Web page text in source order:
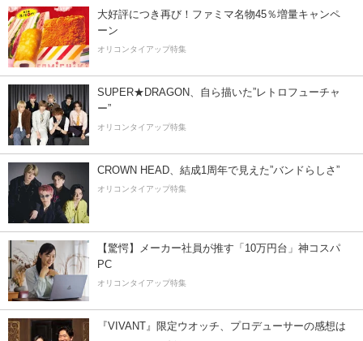
大好評につき再び！ファミマ名物45％増量キャンペ
ーン
オリコンタイアップ特集
SUPER★DRAGON、自ら描いた”レトロフューチャ
ー”
オリコンタイアップ特集
CROWN HEAD、結成1周年で見えた”バンドらしさ”
オリコンタイアップ特集
【驚愕】メーカー社員が推す「10万円台」神コスパ
PC
オリコンタイアップ特集
『VIVANT』限定ウオッチ、プロデューサーの感想は